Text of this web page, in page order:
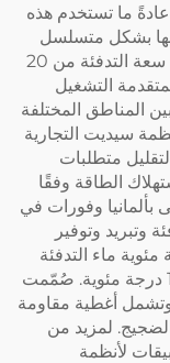
عادةً ما تستخدم هذه
بشكل متسلسل
لتلبية متطلبات السعة المحددة، حيث تتراوح سعة التدفئة من 20
التشغيل
المناطق المختلفة
سيديت التجارية
متطلبات
الطاقة وفقًا
وفورات في
التدفئة وتبريد وتوفير
حيث وفرت النظام 45 درجة مئوية ماء التدفئة
حتى في درجات حرارة خارجية تصل إلى -15 درجة مئوية. صُمّمت
أغطية مقاومة
لمزيد من
لأنظمة